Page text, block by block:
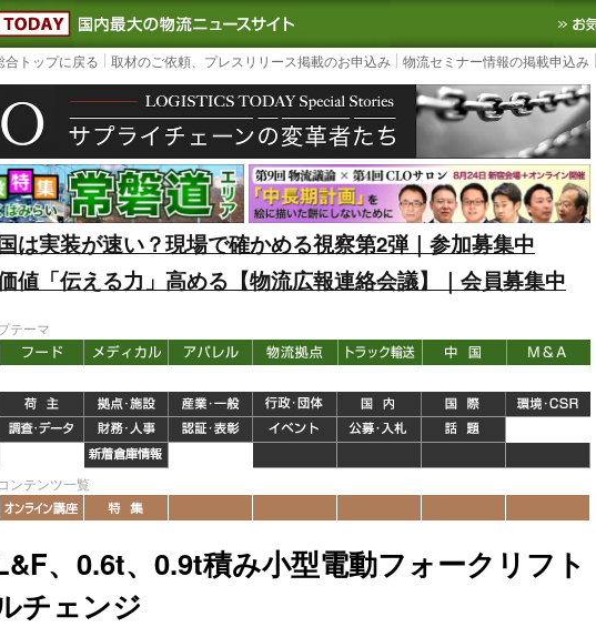
LOGISTICS TODAY｜国内最大の物流ニュースサイト3PL, SCMなど国内外
合トップに戻る 取材のご依頼、プレスリリース掲載のお申込み 物流セミナー情報の掲載申込み
は実装が速い？現場で確かめる視察第2弾｜参加募集中
値「伝える力」高める【物流広報連絡会議】｜会員募集中
テーマ
ンテンツ一覧
、0.6t、0.9t積み小型電動フォークリフト
チェンジ